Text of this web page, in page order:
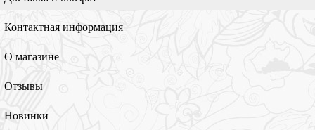
Контактная информация
О магазине
Отзывы
Новинки